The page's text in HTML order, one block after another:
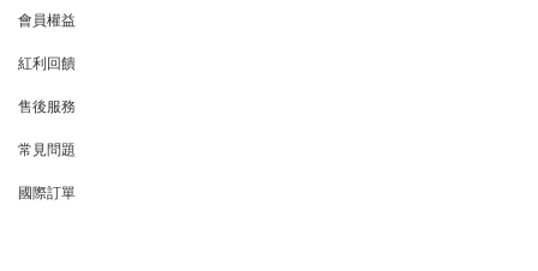
會員權益
紅利回饋
售後服務
常見問題
國際訂單